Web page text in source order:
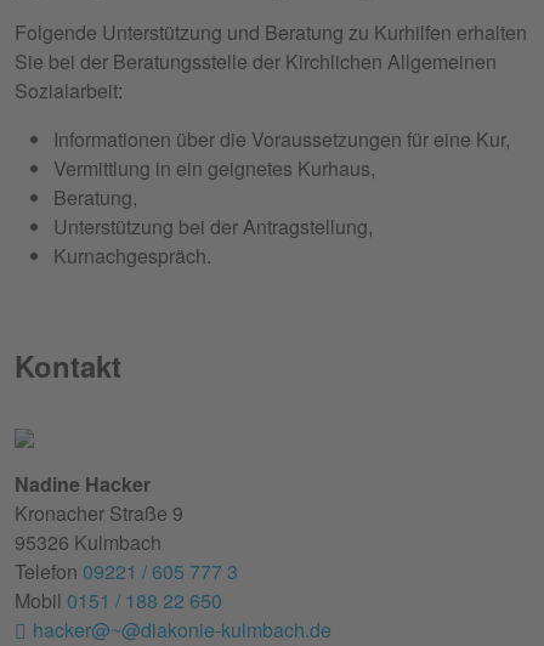
Folgende Unterstützung und Beratung zu Kurhilfen erhalten
Sie bei der Beratungsstelle der Kirchlichen Allgemeinen
Sozialarbeit:
Informationen über die Voraussetzungen für eine Kur,
Vermittlung in ein geignetes Kurhaus,
Beratung,
Unterstützung bei der Antragstellung,
Kurnachgespräch.
Kontakt
Nadine Hacker
Kronacher Straße 9
95326 Kulmbach
Telefon 09221 / 605 777 3
Mobil 0151 / 188 22 650
hacker@~@diakonie-kulmbach.de